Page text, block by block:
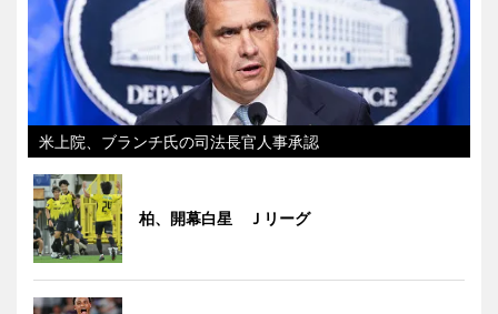
米上院、ブランチ氏の司法長官人事承認
柏、開幕白星 Ｊリーグ